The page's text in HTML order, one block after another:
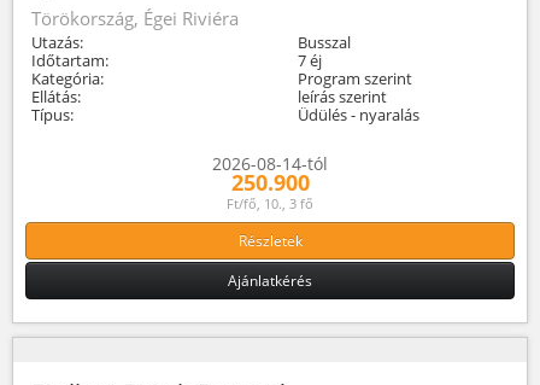
Törökország, Égei Riviéra
Utazás:
Busszal
Időtartam:
7 éj
Kategória:
Program szerint
Ellátás:
leírás szerint
Típus:
Üdülés - nyaralás
2026-08-14-tól
250.900
Ft/fő, 10., 3 fő
Részletek
Ajánlatkérés